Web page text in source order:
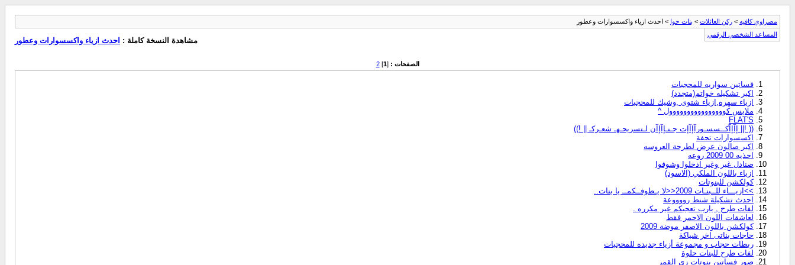
مصراوي كافيه > ركن العائلات > بنات حوا > احدث ازياء واكسسوارات وعطور
المساعد الشخصي الرقمي
مشاهدة النسخة كاملة : احدث ازياء واكسسوارات وعطور
الصفحات : [
1
]
2
فساتين سواريه للمحجبات
اكبر تشكيله خواتم(متجدد)
ازياء سهره,ازياء شتوى ,وشيك للمحجبات
ملابس كوووووووووووووووول ^
FLAT'S
(( !|| إآإآكــسسـورآإآإت جـنـإآإآن لـتسريحـهـ شعـركـ || !))
اكسسوارات تحفة
اكبر صالون عرض لطرحة العروسه
احذيه 00 2009 روعه
صنادل غير وغير ادخلوا وشوفوا
ازياء باللون الملكي (الاسود)
كولكشن للبنوتات
>>ازيـــاء للــبنـات 2009<<لا يـطوفــكمــ يا بنات..
احدث تشكيلة شنط رووووعة
لفات طرح , يارب تعجبكم غير مكرره .
لعاشقات اللون الاحمر فقط
كولكشن باللون الاصفر موضة 2009
حاجات بناتى اخر شياكة
ربطات حجاب و مجموعة أزياء جديده للمحجبات
لفات طرح للبنات حلوة
صور فساتين بنوتات زي القمر